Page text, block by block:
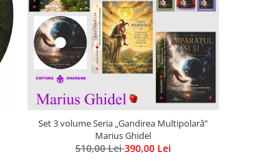
Set 3 volume Seria „Gandirea Multipolară”
Marius Ghidel
510,00 Lei390,00 Lei